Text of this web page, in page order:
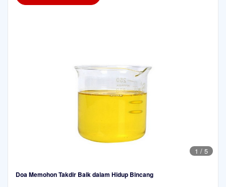
1 / 5
Doa Memohon Takdir Baik dalam Hidup Bincang